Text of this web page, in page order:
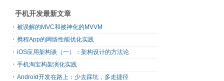
手机开发最新文章
被误解的MVC和被神化的MVVM
携程App的网络性能优化实践
iOS应用架构谈（一）：架构设计的方法论
手机淘宝构架演化实践
Android开发在路上：少去踩坑，多走捷径